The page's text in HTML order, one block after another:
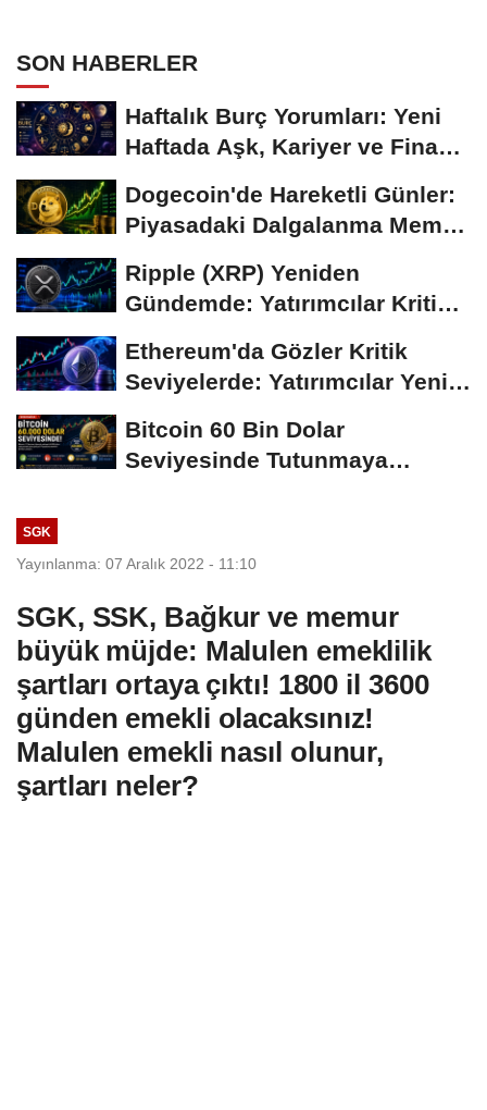
SON HABERLER
Haftalık Burç Yorumları: Yeni
Haftada Aşk, Kariyer ve Finans
Dogecoin'de Hareketli Günler:
Piyasadaki Dalgalanma Meme
Ripple (XRP) Yeniden
Gündemde: Yatırımcılar Kritik
Ethereum'da Gözler Kritik
Seviyelerde: Yatırımcılar Yeni
Bitcoin 60 Bin Dolar
Seviyesinde Tutunmaya
SGK
Yayınlanma: 07 Aralık 2022 - 11:10
SGK, SSK, Bağkur ve memur
büyük müjde: Malulen emeklilik
şartları ortaya çıktı! 1800 il 3600
günden emekli olacaksınız!
Malulen emekli nasıl olunur,
şartları neler?